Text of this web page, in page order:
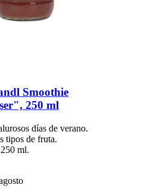
Smoothie
250 ml
días de verano.
tipos de fruta.
ml.